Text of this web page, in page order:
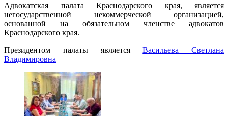
Адвокатская палата Краснодарского края, является
негосударственной некоммерческой организацией,
основанной на обязательном членстве адвокатов
Краснодарского края.
Президентом палаты являетсяВаcильева Светлана
Владимировна